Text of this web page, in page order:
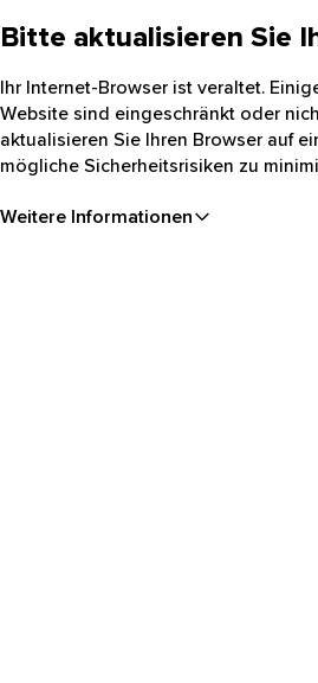
Bitte aktualisieren Sie
Ihr Internet-Browser ist veraltet.
Website sind eingeschränkt oder
aktualisieren Sie Ihren Browser auf
mögliche Sicherheitsrisiken zu
Weitere Informationen